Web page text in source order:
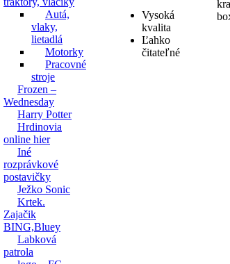
Autá,
vlaky,
lietadlá
Motorky
Pracovné
stroje
Frozen –
Wednesday
Harry Potter
Hrdinovia
online hier
Iné
rozprávkové
postavičky
Ježko Sonic
Krtek.
Zajačik
BING,Bluey
Labková
patrola
Vysoká
kvalita
Ľahko
čitateľné